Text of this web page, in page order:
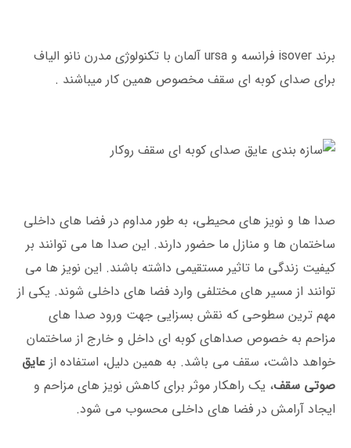
برند isover فرانسه و ursa آلمان با تکنولوژی مدرن نانو الیاف
برای صدای کوبه ای سقف مخصوص همین کار میباشند .
صدا ها و نویز های محیطی، به طور مداوم در فضا های داخلی
ساختمان ‌ها و منازل ما حضور دارند. این صدا ها می ‌توانند بر
کیفیت زندگی ما تاثیر مستقیمی داشته باشند. این نویز ها می
‌توانند از مسیر های مختلفی وارد فضا های داخلی شوند. یکی از
مهم‌ ترین سطوحی که نقش بسزایی جهت ورود صدا های
مزاحم به خصوص صداهای کوبه ای داخل و خارج از ساختمان
خواهد داشت، سقف می باشد. به همین دلیل، استفاده از عایق
صوتی سقف، یک راهکار موثر برای کاهش نویز های مزاحم و
ایجاد آرامش در فضا های داخلی محسوب می‌ شود.